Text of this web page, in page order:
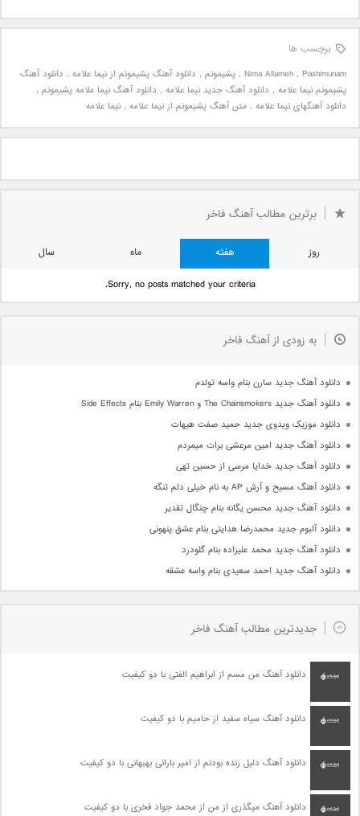
برچسب ها
Nima Allameh , Pashimunam
, پشیمونم , دانلود آهنگ پشیمونم از نیما علامه , دانلود آهنگ
پشیمونم نیما علامه , دانلود آهنگ جدید نیما علامه , دانلود آهنگ نیما علامه پشیمونم ,
دانلود آهنگهای نیما علامه , متن آهنگ پشیمونم از نیما علامه , نیما علامه
برترین مطالب آهنگ فاخر
روز هفته ماه
سال
Sorry, no posts matched your criteria.
به زودی از آهنگ فاخر
دانلود آهنگ جدید سارن بنام واسه تولدم
دانلود آهنگ جدید The Chainsmokers و Emily Warren بنام Side Effects
دانلود موزیک ویدوی جدید حمید صفت هیهات
دانلود آهنگ جدید امین مرعشی برات میمردم
دانلود آهنگ جدید خدایا مرسی از حسین تهی
دانلود آهنگ مسیح و آرش AP به نام خیلی دلم تنگه
دانلود آهنگ جدید محسن یگانه بنام چنگال تقدیر
دانلود آلبوم جدید محمدرضا هدایتی بنام عشق پنهونی
دانلود آهنگ جدید محمد علیزاده بنام گلودرد
دانلود آهنگ جدید احمد سعیدی بنام واسه عشقه
جدیدترین مطالب آهنگ فاخر
دانلود آهنگ من مسم از ابراهیم الفتی با دو کیفیت
دانلود آهنگ سیاه سفید از حامیم با دو کیفیت
دانلود آهنگ دلیل زنده بودنم از امیر بارانی بهبهانی با دو کیفیت
دانلود آهنگ میگذری از من از محمد جواد فخری با دو کیفیت